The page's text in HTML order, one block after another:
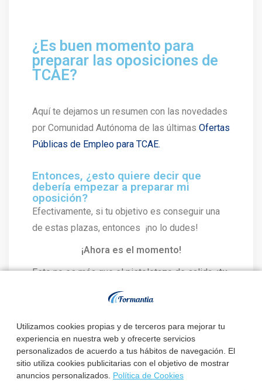
Utilizamos cookies propias y de terceros para mejorar tu
experiencia en nuestra web y ofrecerte servicios
personalizados de acuerdo a tus hábitos de navegación. El
sitio utiliza cookies publicitarias con el objetivo de mostrar
anuncios personalizados. Política de Cookies
¿Es buen momento para
preparar las oposiciones de
TCAE?
Aquí te dejamos un resumen con las novedades
por Comunidad Autónoma de las últimas Ofertas
Públicas de Empleo para TCAE.
Entonces, ¿esto quiere decir que
debería empezar a preparar mi
oposición?
Efectivamente, si tu objetivo es conseguir una
de estas plazas, entonces ¡no lo dudes!
¡Ahora es el momento!
Esto no es más que el pistoletazo de salida,¡tu
futuro empieza ahora!
prepararte.
Detrás de un buen puesto hay un buen
método.
Somos especialistas en ayudarte a conseguir